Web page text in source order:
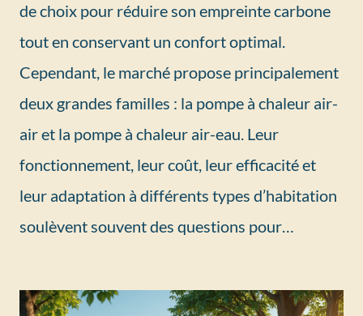
de choix pour réduire son empreinte carbone
tout en conservant un confort optimal.
Cependant, le marché propose principalement
deux grandes familles : la pompe à chaleur air-
air et la pompe à chaleur air-eau. Leur
fonctionnement, leur coût, leur efficacité et
leur adaptation à différents types d’habitation
soulèvent souvent des questions pour…